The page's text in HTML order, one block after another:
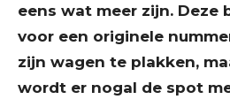
eens wat meer zijn. Deze
voor een originele
zijn wagen te plakken,
wordt er nogal de spot